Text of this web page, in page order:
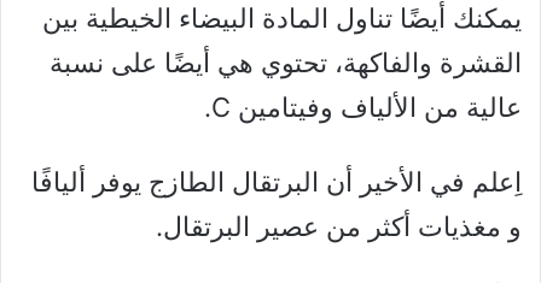
يمكنك أيضًا تناول المادة البيضاء الخيطية بين
القشرة والفاكهة، تحتوي هي أيضًا على نسبة
عالية من الألياف وفيتامين C.
اِعلم في الأخير أن البرتقال الطازج يوفر أليافًا
و مغذيات أكثر من عصير البرتقال.